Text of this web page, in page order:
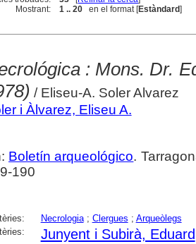
Mostrant:
1 .. 20 en el format [Estàndard]
: Mons. Dr.
/ Eliseu-A. Soler Alvarez
i Àlvarez, Eliseu A.
Boletín arqueológico.
190
Necrologia; Clergues ; Arqueòlegs
Junyent i Subirà, Eduard